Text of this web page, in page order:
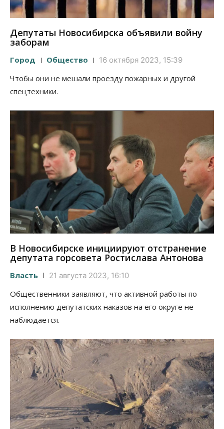
Депутаты Новосибирска объявили войну
заборам
Город Общество 16 октября 2023, 15:39
Чтобы они не мешали проезду пожарных и другой
спецтехники.
В Новосибирске инициируют отстранение
депутата горсовета Ростислава Антонова
Власть 21 августа 2023, 16:10
Общественники заявляют, что активной работы по
исполнению депутатских наказов на его округе не
наблюдается.